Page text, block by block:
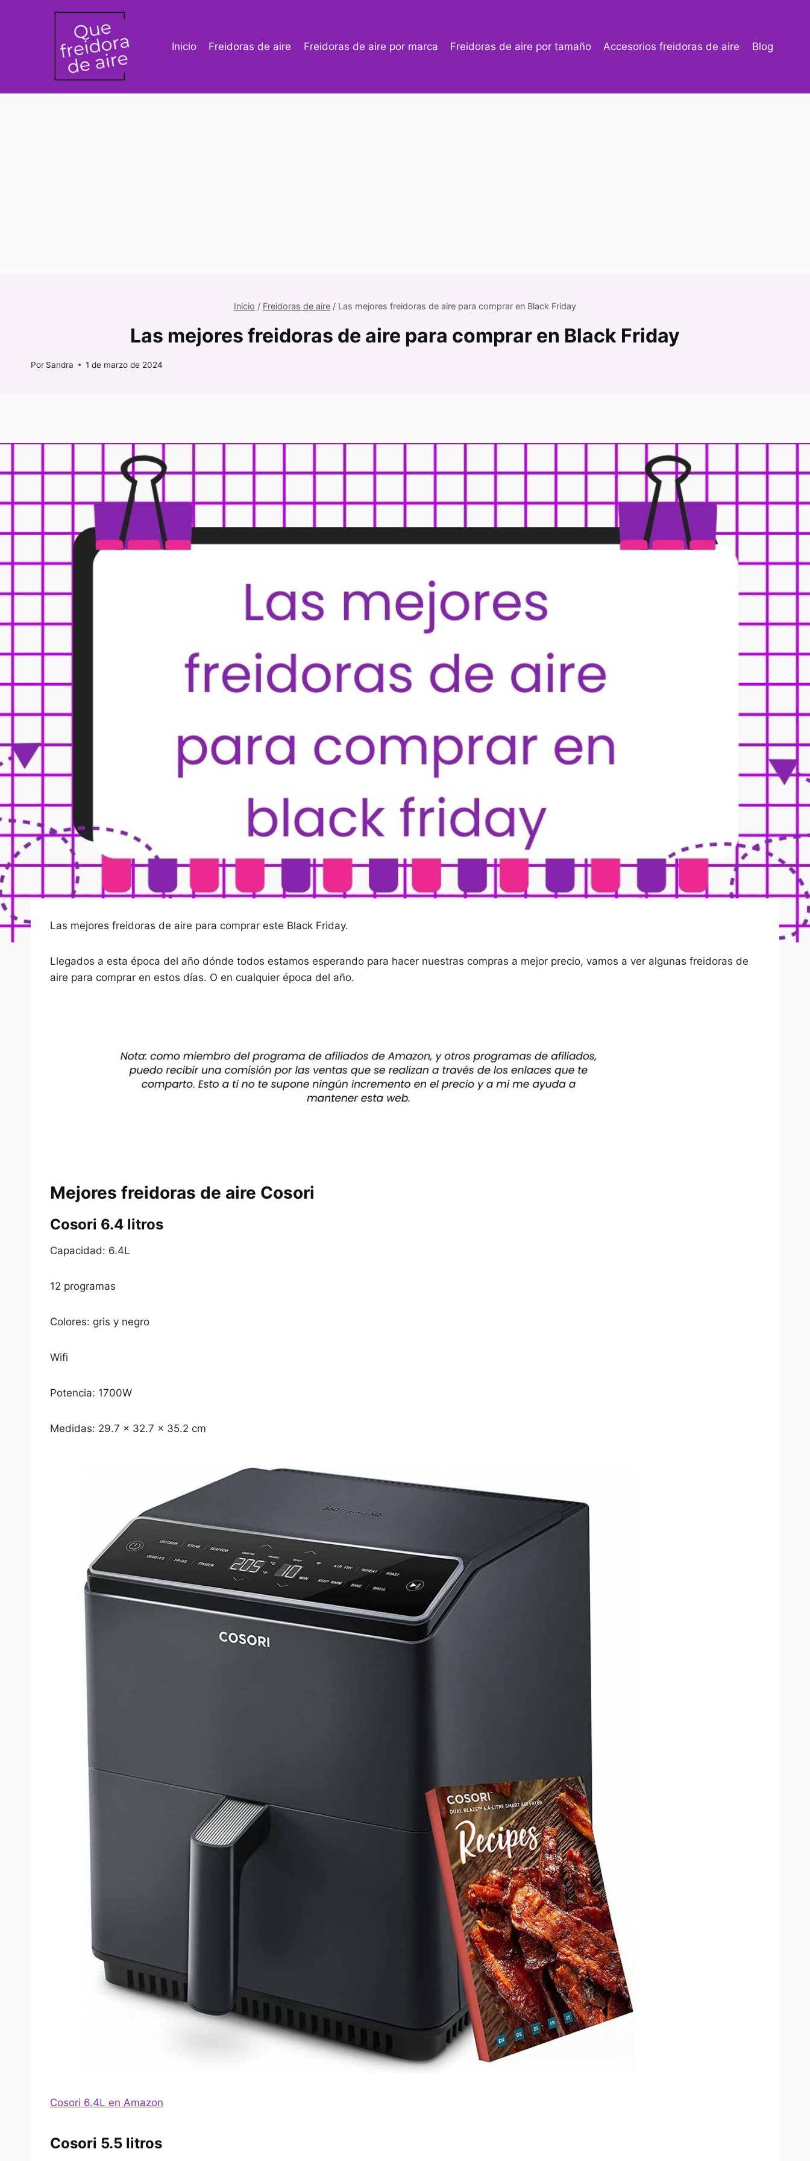
Inicio Freidoras de aire Freidoras de aire por marca Freidoras de aire por tamaño Accesorios freidoras de aire Blog
Inicio / Freidoras de aire / Las mejores freidoras de aire para comprar en Black Friday
Las mejores freidoras de aire para comprar en Black Friday
Por Sandra 1 de marzo de 2024
Las mejores freidoras de aire para comprar este Black Friday.
Llegados a esta época del año dónde todos estamos esperando para hacer nuestras compras a mejor precio, vamos a ver algunas freidoras de
aire para comprar en estos días. O en cualquier época del año.
Mejores freidoras de aire Cosori
Cosori 6.4 litros
Capacidad: 6.4L
12 programas
Colores: gris y negro
Wifi
Potencia: 1700W
Medidas: 29.7 x 32.7 x 35.2 cm
Cosori 6.4L en Amazon
Cosori 5.5 litros